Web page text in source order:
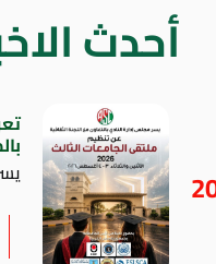
أحدث